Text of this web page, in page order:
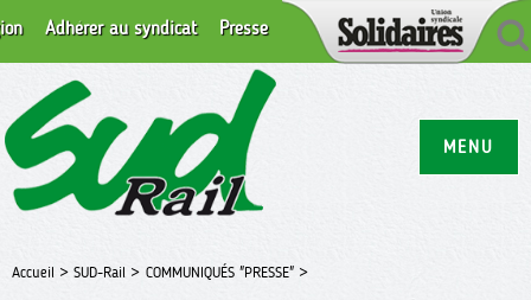
MENU
Adhérer au syndicat Presse
Accueil > SUD-Rail > COMMUNIQUÉS "PRESSE" >